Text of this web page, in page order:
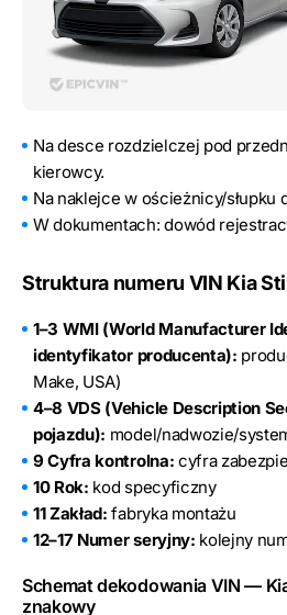
Na desce rozdzielczej pod
kierowcy.
Na naklejce w ościeżnicy/słupku
W dokumentach: dowód
Struktura numeru VIN Kia
1–3 WMI (World Manufacturer
identyfikator producenta):
Make, USA)
4–8 VDS (Vehicle Description
pojazdu): model/nadwozie/
9 Cyfra kontrolna: cyfra
10 Rok: kod specyficzny
11 Zakład: fabryka montażu
12–17 Numer seryjny: kolejny
Schemat dekodowania VIN —
znakowy